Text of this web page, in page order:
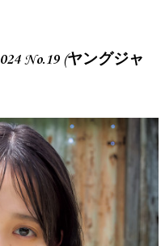
No.19 (ヤングジャ